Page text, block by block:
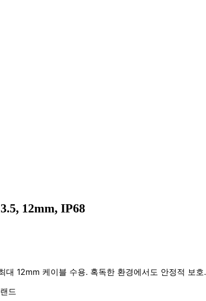
12mm, IP68
12mm 케이블 수용. 혹독한 환경에서도 안정적 보호.
드